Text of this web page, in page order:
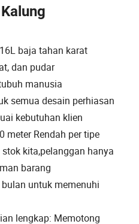
baja tahan karat
dan pudar
manusia
semua desain perhiasan
kebutuhan klien
meter Rendah per tipe
kita,pelanggan hanya
barang
untuk memenuhi
lengkap: Memotong